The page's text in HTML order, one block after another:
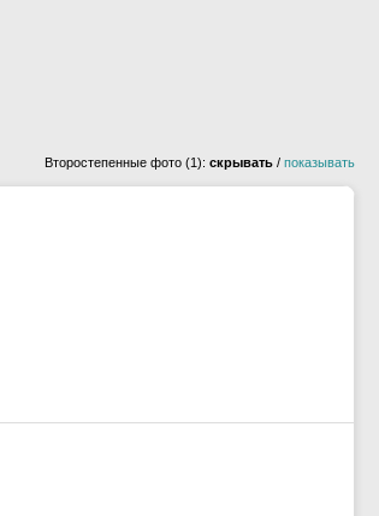
Второстепенные фото (1): скрывать / показывать